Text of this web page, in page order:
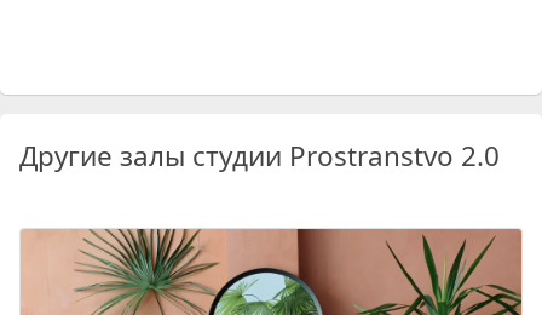
Другие залы студии Prostranstvo 2.0